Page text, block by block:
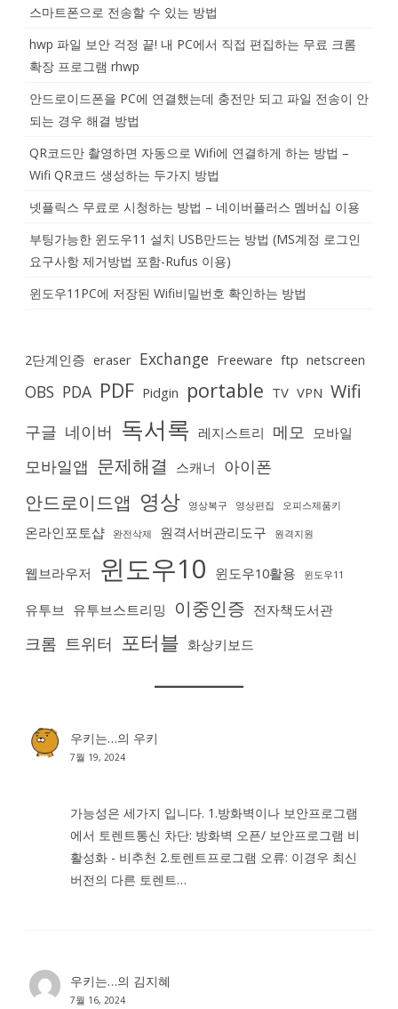
스마트폰으로 전송할 수 있는 방법
hwp 파일 보안 걱정 끝! 내 PC에서 직접 편집하는 무료 크롬
확장 프로그램 rhwp
안드로이드폰을 PC에 연결했는데 충전만 되고 파일 전송이 안
되는 경우 해결 방법
QR코드만 촬영하면 자동으로 Wifi에 연결하게 하는 방법 –
Wifi QR코드 생성하는 두가지 방법
넷플릭스 무료로 시청하는 방법 – 네이버플러스 멤버십 이용
부팅가능한 윈도우11 설치 USB만드는 방법 (MS계정 로그인
요구사항 제거방법 포함-Rufus 이용)
윈도우11PC에 저장된 Wifi비밀번호 확인하는 방법
2단계인증 eraser Exchange Freeware ftp netscreen
OBS PDA PDF Pidgin portable TV VPN Wifi
구글 네이버 독서록 레지스트리 메모 모바일
모바일앱 문제해결 스캐너 아이폰
안드로이드앱 영상 영상복구 영상편집 오피스제품키
온라인포토샵 완전삭제 원격서버관리도구 원격지원
웹브라우저 윈도우10 윈도우10활용 윈도우11
유투브 유투브스트리밍 이중인증 전자책도서관
크롬 트위터 포터블 화상키보드
우키는…의 우키
7월 19, 2024
가능성은 세가지 입니다. 1.방화벽이나 보안프로그램
에서 토렌트통신 차단: 방화벽 오픈/ 보안프로그램 비
활성화 - 비추천 2.토렌트프로그램 오류: 이경우 최신
버전의 다른 토렌트…
우키는…의 김지혜
7월 16, 2024